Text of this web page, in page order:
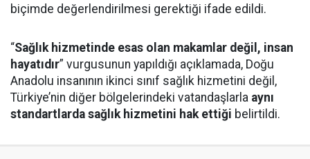
biçimde değerlendirilmesi gerektiği ifade edildi.
“Sağlık hizmetinde esas olan makamlar değil, insan
hayatıdır” vurgusunun yapıldığı açıklamada, Doğu
Anadolu insanının ikinci sınıf sağlık hizmetini değil,
Türkiye’nin diğer bölgelerindeki vatandaşlarla aynı
standartlarda sağlık hizmetini hak ettiği belirtildi.